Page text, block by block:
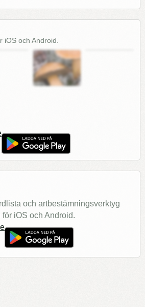
iOS och Android.
och artbestämningsverktyg
iOS och Android.